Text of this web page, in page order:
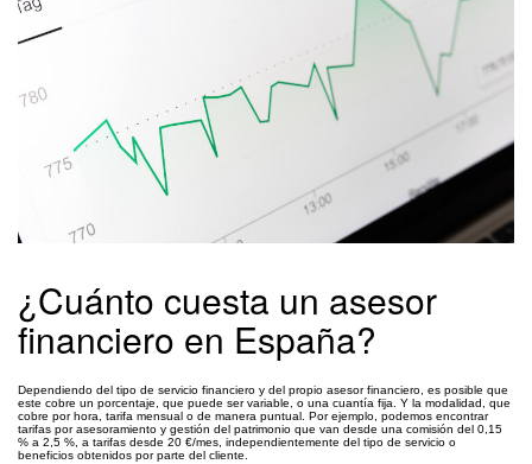
¿Cuánto cuesta un asesor
financiero en España?
Dependiendo del tipo de servicio financiero y del propio asesor financiero, es posible que
este cobre un porcentaje, que puede ser variable, o una cuantía fija. Y la modalidad, que
cobre por hora, tarifa mensual o de manera puntual. Por ejemplo, podemos encontrar
tarifas por asesoramiento y gestión del patrimonio que van desde una comisión del 0,15
% a 2,5 %, a tarifas desde 20 €/mes, independientemente del tipo de servicio o
beneficios obtenidos por parte del cliente.